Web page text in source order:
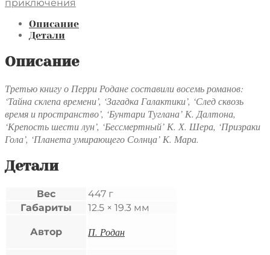
трех
Книга
3.
приключения
Описание
Детали
Описание
Третью книгу о Перри Родане составили восемь романов:
‘Тайна склепа времени’, ‘Загадка Галактики’, ‘След сквозь
время и пространство’, ‘Бунтари Туглана’ К. Далтона,
‘Крепость шести лун’, ‘Бессмертный’ К. Х. Шера, ‘Призраки
Гола’, ‘Планета умирающего Солнца’ К. Мара.
Детали
Вес
447 г
Габариты
12.5 × 19.3 мм
Автор П. Родан